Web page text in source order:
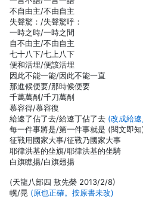
不自由主/不由自主
失聲驚：/失聲驚呼：
一時之時/一時之間
自不由主/不由自主
七十八下/七上八下
便和活埋/便該活埋
因此不能一能/因此不能一直
那進候便要/那時候便要
千萬萬剮/千刀萬剮
慕容得/慕容復
給遼了佔了去/給遼丁佔了去 (改成給
每一件事將是/第一件事就是 (閱文即知
征戰用國家大事/征戰乃國家大事
耶律洪基的坐旗/耶律洪基的坐騎
白旗瞧揚/白旗翹揚
(天龍八部四 敖先榮 2013/2/8)
幌/晃 (原也正確。按原書未改)